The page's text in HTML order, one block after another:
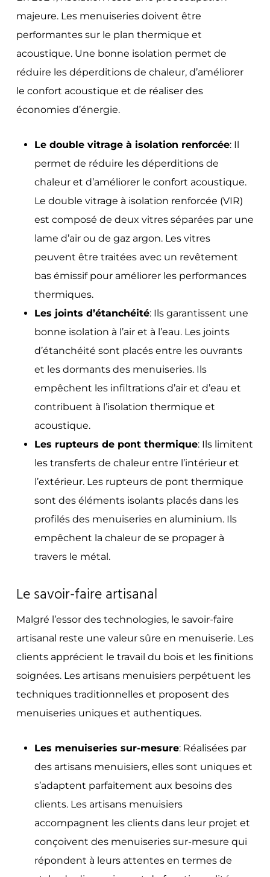
majeure. Les menuiseries doivent être
performantes sur le plan thermique et
acoustique. Une bonne isolation permet de
réduire les déperditions de chaleur, d’améliorer
le confort acoustique et de réaliser des
économies d’énergie.
Le double vitrage à isolation renforcée: Il
permet de réduire les déperditions de
chaleur et d’améliorer le confort acoustique.
Le double vitrage à isolation renforcée (VIR)
est composé de deux vitres séparées par une
lame d’air ou de gaz argon. Les vitres
peuvent être traitées avec un revêtement
bas émissif pour améliorer les performances
thermiques.
Les joints d’étanchéité: Ils garantissent une
bonne isolation à l’air et à l’eau. Les joints
d’étanchéité sont placés entre les ouvrants
et les dormants des menuiseries. Ils
empêchent les infiltrations d’air et d’eau et
contribuent à l’isolation thermique et
acoustique.
Les rupteurs de pont thermique: Ils limitent
les transferts de chaleur entre l’intérieur et
l’extérieur. Les rupteurs de pont thermique
sont des éléments isolants placés dans les
profilés des menuiseries en aluminium. Ils
empêchent la chaleur de se propager à
travers le métal.
Le savoir-faire artisanal
Malgré l’essor des technologies, le savoir-faire
artisanal reste une valeur sûre en menuiserie. Les
clients apprécient le travail du bois et les finitions
soignées. Les artisans menuisiers perpétuent les
techniques traditionnelles et proposent des
menuiseries uniques et authentiques.
Les menuiseries sur-mesure: Réalisées par
des artisans menuisiers, elles sont uniques et
s’adaptent parfaitement aux besoins des
clients. Les artisans menuisiers
accompagnent les clients dans leur projet et
conçoivent des menuiseries sur-mesure qui
répondent à leurs attentes en termes de